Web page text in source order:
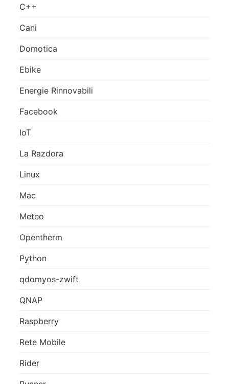
C++
Cani
Domotica
Ebike
Energie Rinnovabili
Facebook
IoT
La Razdora
Linux
Mac
Meteo
Opentherm
Python
qdomyos-zwift
QNAP
Raspberry
Rete Mobile
Rider